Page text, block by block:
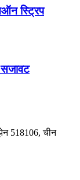
स्ट्रिप
सजावट
518106, चीन